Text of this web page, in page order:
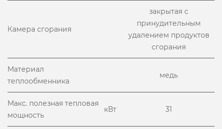
Камера сгорания
закрытая с
принудительным
удалением продуктов
сгорания
Материал
теплообменника
медь
Макс. полезная тепловая
мощность
кВт 31